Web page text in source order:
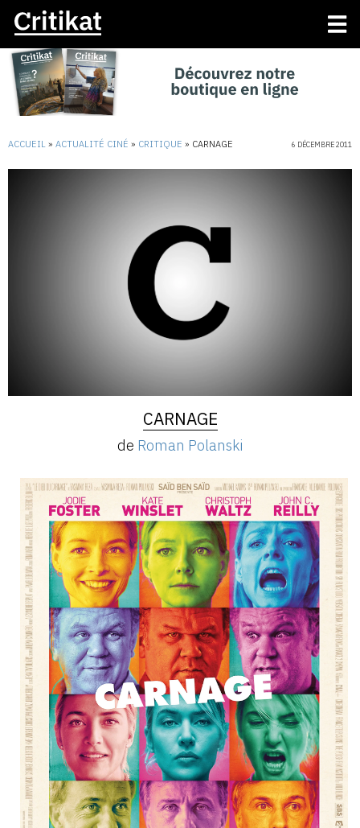
ACCUEIL » ACTUALITÉ CINÉ » CRITIQUE » CARNAGE 6 DÉCEMBRE 2011
CARNAGE
de Roman Polanski